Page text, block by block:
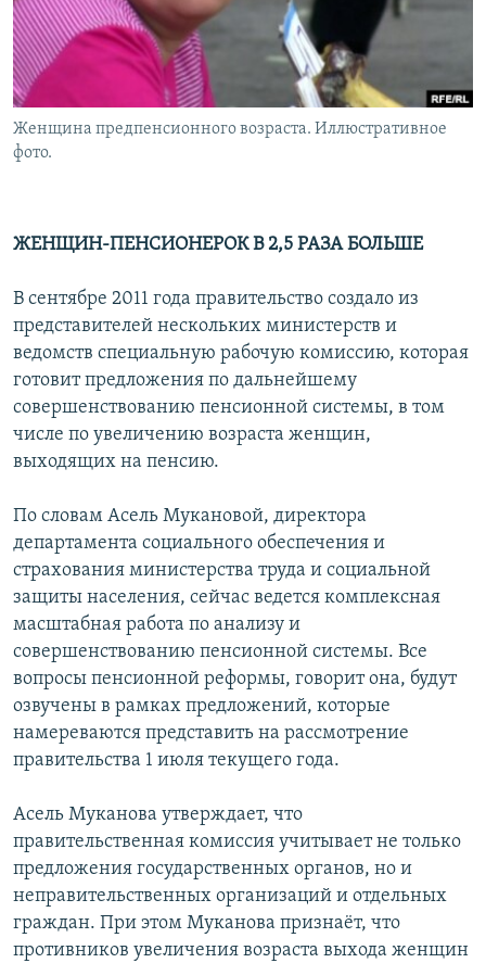
Женщина предпенсионного возраста. Иллюстративное
фото.
ЖЕНЩИН-ПЕНСИОНЕРОК В 2,5 РАЗА БОЛЬШЕ
В сентябре 2011 года правительство создало из
представителей нескольких министерств и
ведомств специальную рабочую комиссию, которая
готовит предложения по дальнейшему
совершенствованию пенсионной системы, в том
числе по увеличению возраста женщин,
выходящих на пенсию.
По словам Асель Мукановой, директора
департамента социального обеспечения и
страхования министерства труда и социальной
защиты населения, сейчас ведется комплексная
масштабная работа по анализу и
совершенствованию пенсионной системы. Все
вопросы пенсионной реформы, говорит она, будут
озвучены в рамках предложений, которые
намереваются представить на рассмотрение
правительства 1 июля текущего года.
Асель Муканова утверждает, что
правительственная комиссия учитывает не только
предложения государственных органов, но и
неправительственных организаций и отдельных
граждан. При этом Муканова признаёт, что
противников увеличения возраста выхода женщин